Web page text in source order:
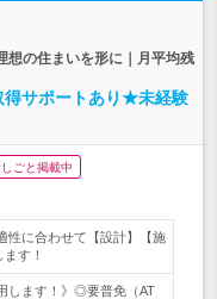
想の住まいを形に｜月平均残
得サポートあり★未経験
ごと掲載中
性に合わせて【設計】【施
す！
します！》◎要普免（AT